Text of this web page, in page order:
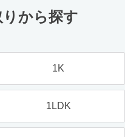
から探す
1K
1LDK